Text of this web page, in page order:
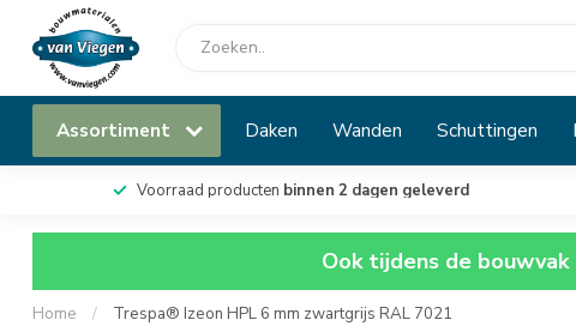
Assortiment Daken Wanden Schuttingen
Voorraad producten binnen 2 dagen geleverd
Ook tijdens de
Home / Trespa® Izeon HPL 6 mm zwartgrijs RAL 7021